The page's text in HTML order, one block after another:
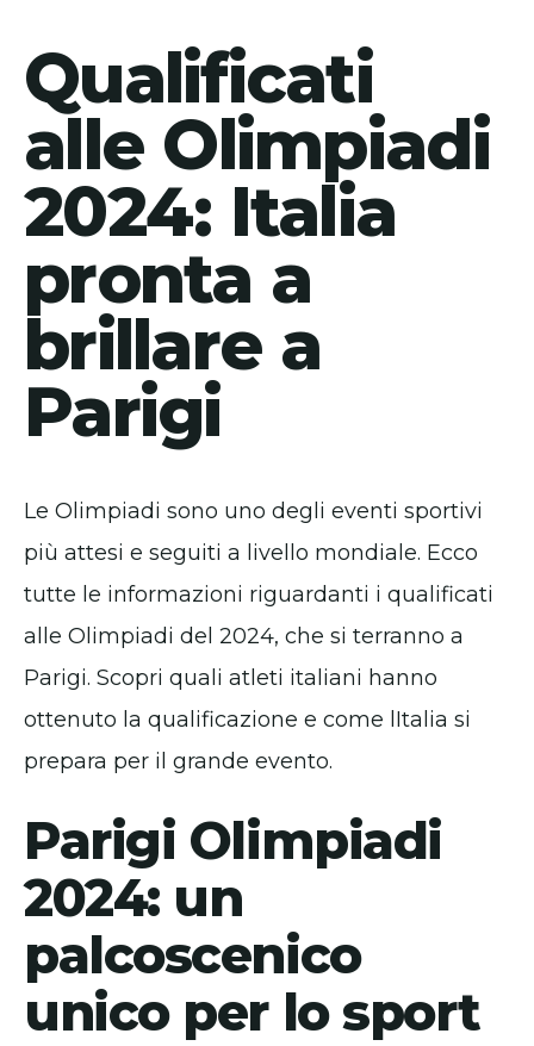
Qualificati
alle Olimpiadi
2024: Italia
pronta a
brillare a
Parigi
Le Olimpiadi sono uno degli eventi sportivi
più attesi e seguiti a livello mondiale. Ecco
tutte le informazioni riguardanti i qualificati
alle Olimpiadi del 2024, che si terranno a
Parigi. Scopri quali atleti italiani hanno
ottenuto la qualificazione e come lItalia si
prepara per il grande evento.
Parigi Olimpiadi
2024: un
palcoscenico
unico per lo sport